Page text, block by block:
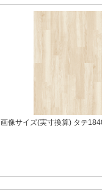
画像サイズ(実寸換算) タテ